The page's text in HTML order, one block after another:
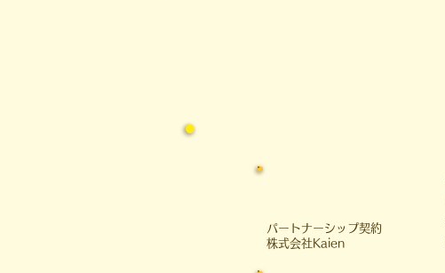
​パートナーシップ契約
​株式会社Kaien